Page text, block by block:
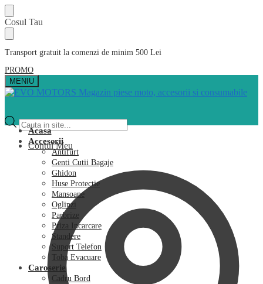
Skip
to
navigation
Skip
to
content
Cosul Tau
Transport gratuit la comenzi de minim 500 Lei
PROMO
MENIU
Products
search
Contul Meu
Acasa
Accesorii
Antifurt
Genti Cutii Bagaje
Ghidon
Huse Protectie
Mansoane
Oglinzi
Parbrize
Priza Incarcare
Standere
Suport Telefon
Toba Evacuare
Caroserie
Cadru Bord